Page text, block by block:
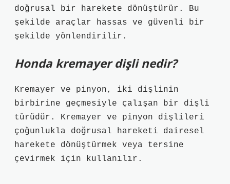
doğrusal bir harekete dönüştürür. Bu
şekilde araçlar hassas ve güvenli bir
şekilde yönlendirilir.
Honda kremayer dişli nedir?
Kremayer ve pinyon, iki dişlinin
birbirine geçmesiyle çalışan bir dişli
türüdür. Kremayer ve pinyon dişlileri
çoğunlukla doğrusal hareketi dairesel
harekete dönüştürmek veya tersine
çevirmek için kullanılır.